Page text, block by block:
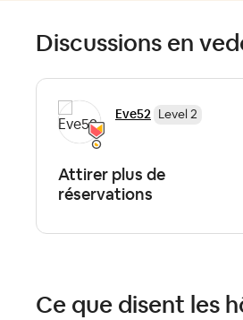
Discussions en
Eve52 Level 2
Attirer plus de
réservations
Ce que disent les